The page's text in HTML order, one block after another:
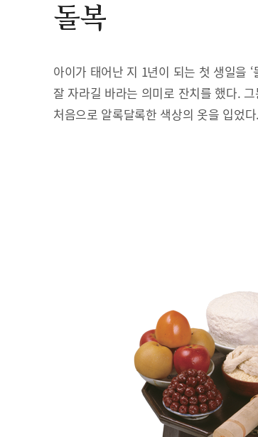
돌복
아이가 태어난 지 1년이 되는 첫 생일을
잘 자라길 바라는 의미로 잔치를 했다.
처음으로 알록달록한 색상의 옷을 입었다.